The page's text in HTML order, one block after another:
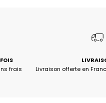
frais
Livraison offerte en